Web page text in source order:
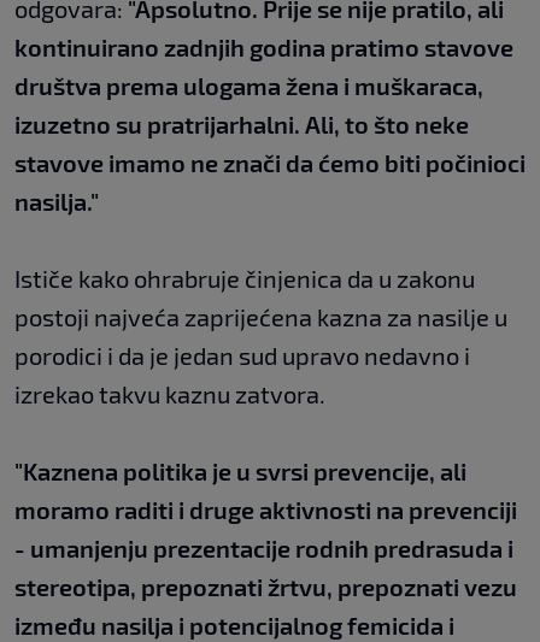
odgovara: "Apsolutno. Prije se nije pratilo, ali
kontinuirano zadnjih godina pratimo stavove
društva prema ulogama žena i muškaraca,
izuzetno su pratrijarhalni. Ali, to što neke
stavove imamo ne znači da ćemo biti počinioci
nasilja."
Ističe kako ohrabruje činjenica da u zakonu
postoji najveća zaprijećena kazna za nasilje u
porodici i da je jedan sud upravo nedavno i
izrekao takvu kaznu zatvora.
"Kaznena politika je u svrsi prevencije, ali
moramo raditi i druge aktivnosti na prevenciji
- umanjenju prezentacije rodnih predrasuda i
stereotipa, prepoznati žrtvu, prepoznati vezu
između nasilja i potencijalnog femicida i